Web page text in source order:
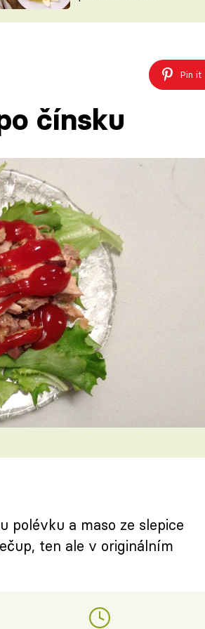
VYCHYTÁVKY
Pin it
čínsku
polévku a maso ze slepice
ten ale v originálním